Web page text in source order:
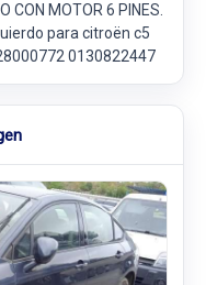
CON MOTOR 6 PINES.
para citroën c5
0130822447